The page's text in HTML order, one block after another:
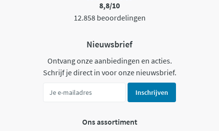
8,8/10
12.858 beoordelingen
Nieuwsbrief
Ontvang onze aanbiedingen en acties.
Schrijf je direct in voor onze nieuwsbrief.
Inschrijven
Ons assortiment